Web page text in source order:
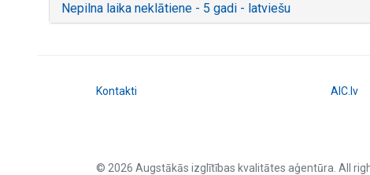
Nepilna laika neklātiene - 5 gadi - latviešu
Kontakti AIC.lv
© 2026 Augstākās izglītības kvalitātes aģentūra. All